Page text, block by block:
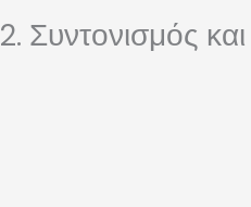
2. Συντονισμός